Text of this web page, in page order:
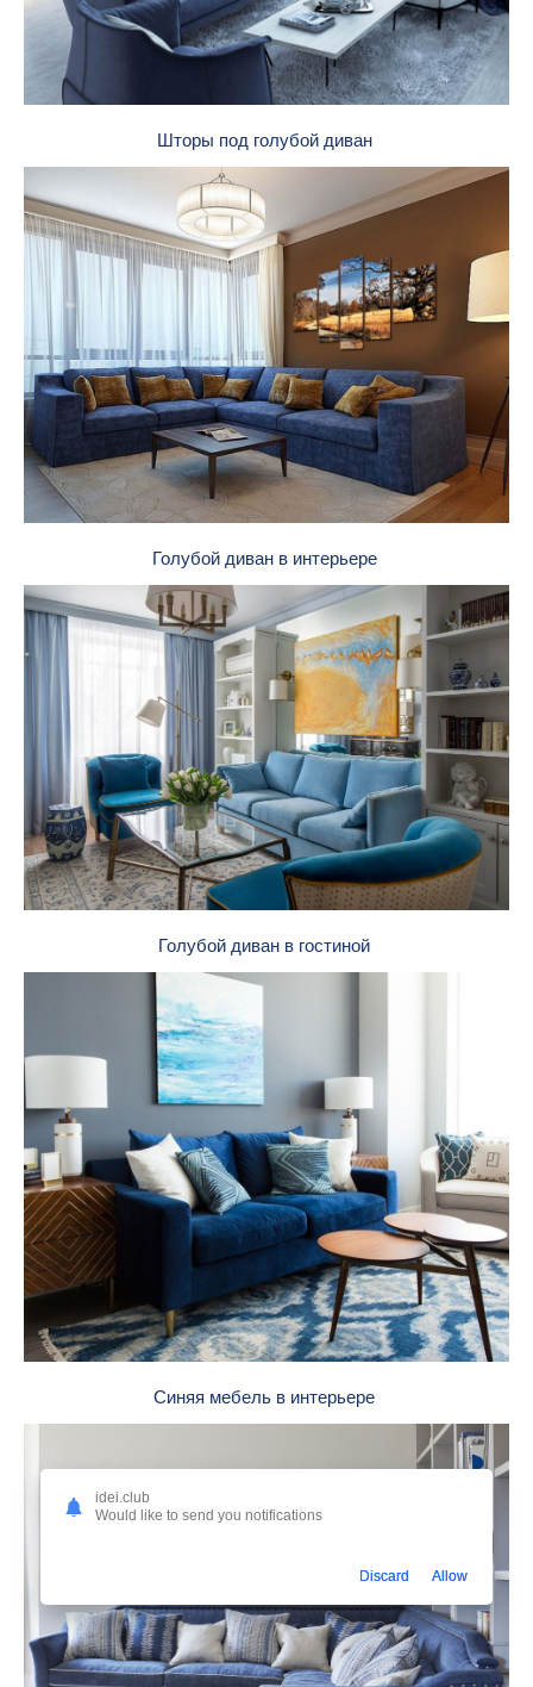
Шторы под голубой диван
Голубой диван в интерьере
Голубой диван в гостиной
Синяя мебель в интерьере
idei.club
Would like to send you notifications
Discard Allow